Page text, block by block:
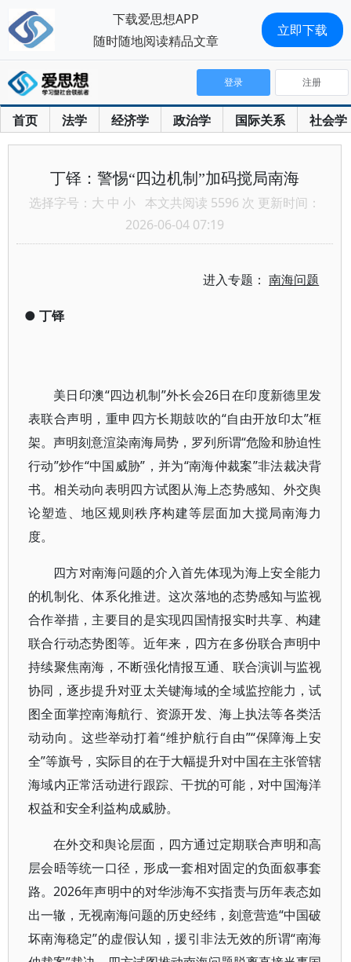
首页 法学 经济学 政治学 国际关系 社会学
登录 注册
丁铎：警惕“四边机制”加码搅局南海
选择字号： 大 中 小 本文共阅读 5596 次 更新时间：
2026-06-04 07:19
进入专题：南海问题
● 丁铎
美日印澳“四边机制”外长会26日在印度新德里发
表联合声明，重申四方长期鼓吹的“自由开放印太”框
架。声明刻意渲染南海局势，罗列所谓“危险和胁迫性
行动”炒作“中国威胁”，并为“南海仲裁案”非法裁决背
书。相关动向表明四方试图从海上态势感知、外交舆
论塑造、地区规则秩序构建等层面加大搅局南海力
度。
四方对南海问题的介入首先体现为海上安全能力
的机制化、体系化推进。这次落地的态势感知与监视
合作举措，主要目的是实现四国情报实时共享、构建
联合行动态势图等。近年来，四方在多份联合声明中
持续聚焦南海，不断强化情报互通、联合演训与监视
协同，逐步提升对亚太关键海域的全域监控能力，试
图全面掌控南海航行、资源开发、海上执法等各类活
动动向。这些举动打着“维护航行自由”“保障海上安
全”等旗号，实际目的在于大幅提升对中国在主张管辖
海域内正常活动进行跟踪、干扰的可能，对中国海洋
权益和安全利益构成威胁。
在外交和舆论层面，四方通过定期联合声明和高
层会晤等统一口径，形成一套相对固定的负面叙事套
路。2026年声明中的对华涉海不实指责与历年表态如
出一辙，无视南海问题的历史经纬，刻意营造“中国破
坏南海稳定”的虚假认知，援引非法无效的所谓“南海
下载爱思想APP
随时随地阅读精品文章
立即下载